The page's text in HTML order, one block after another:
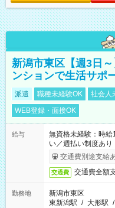
新潟市東区【週3日
ンションで生活サポ
派遣 職種未経験OK 社会人
WEB登録・面接OK
給与
無資格未経験：時
い／週払い制度あ
完了次第のお支払い
交通費別途支給
交通費 交通費全額
勤務地
新潟市東区
東新潟駅 / 大形駅 /